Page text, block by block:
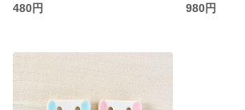
480円
980円